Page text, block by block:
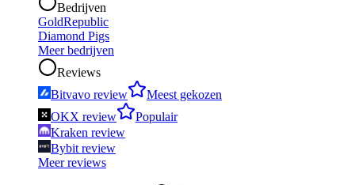
Bedrijven
GoldRepublic
Diamond Pigs
Meer bedrijven
Reviews
Bitvavo review
Meest gekozen
OKX review
Populair
Kraken review
Bybit review
Meer reviews